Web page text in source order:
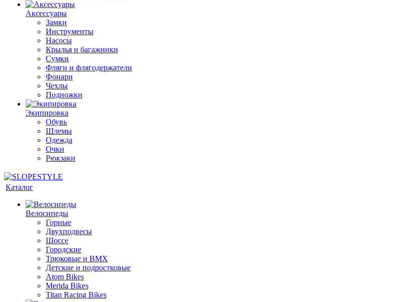
Аксессуары
Замки
Инструменты
Насосы
Крылья и багажники
Сумки
Фляги и флягодержатели
Фонари
Чехлы
Подножки
Экипировка
Обувь
Шлемы
Одежда
Очки
Рюкзаки
Каталог
Велосипеды
Горные
Двухподвесы
Шоссе
Городские
Трюковые и BMX
Детские и подростковые
Atom Bikes
Merida Bikes
Titan Racing Bikes